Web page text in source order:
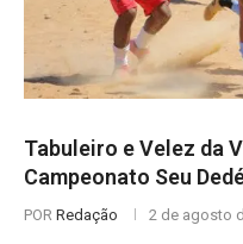
Tabuleiro e Velez da
Campeonato Seu
POR Redação 2 de agosto